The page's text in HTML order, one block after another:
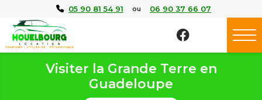
05 90 81 54 91 ou 06 90 37 66 07
Visiter la Grande Terre en
Guadeloupe
Panneau de gestion des cookies